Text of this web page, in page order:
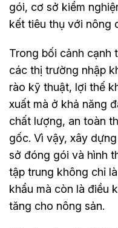
gói, cơ sở kiểm
kết tiêu thụ với nông
Trong bối cảnh cạnh
các thị trường nhập
rào kỹ thuật, lợi thế
xuất mà ở khả năng
chất lượng, an toàn
gốc. Vì vậy, xây
sở đóng gói và hình
tập trung không chỉ
khẩu mà còn là điều
tăng cho nông sản.